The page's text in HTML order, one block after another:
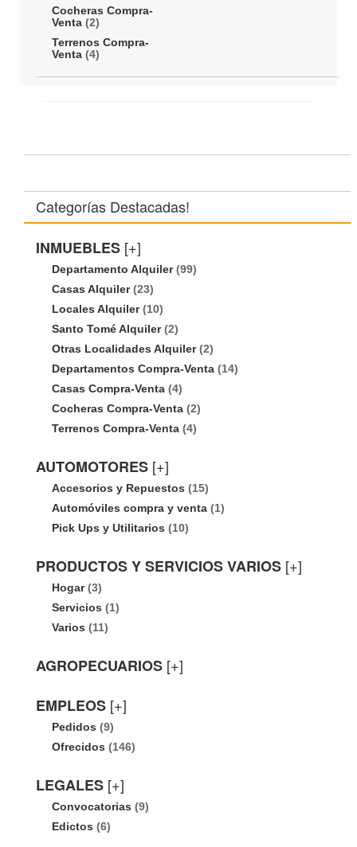
Cocheras Compra-
Venta (2)
Terrenos Compra-
Venta (4)
Categorías Destacadas!
INMUEBLES [+]
Departamento Alquiler(99)
Casas Alquiler(23)
Locales Alquiler(10)
Santo Tomé Alquiler(2)
Otras Localidades Alquiler(2)
Departamentos Compra-Venta (14)
Casas Compra-Venta (4)
Cocheras Compra-Venta (2)
Terrenos Compra-Venta (4)
AUTOMOTORES [+]
Accesorios y Repuestos (15)
Automóviles compra y venta (1)
Pick Ups y Utilitarios (10)
PRODUCTOS Y SERVICIOS VARIOS [+]
Hogar(3)
Servicios (1)
Varios (11)
AGROPECUARIOS [+]
EMPLEOS [+]
Pedidos (9)
Ofrecidos (146)
LEGALES [+]
Convocatorias (9)
Edictos (6)